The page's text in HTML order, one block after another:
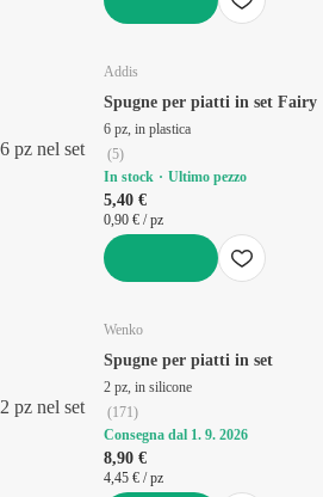
6 pz nel set
Addis
Spugne per piatti in set Fairy
6 pz, in plastica
(5)
In stock
Ultimo pezzo
5,40 €
0,90 € / pz
2 pz nel set
Wenko
Spugne per piatti in set
2 pz, in silicone
(171)
Consegna dal 1. 9. 2026
8,90 €
4,45 € / pz